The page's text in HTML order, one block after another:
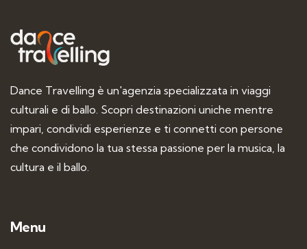
Dance Travelling è un'agenzia specializzata in viaggi
culturali e di ballo. Scopri destinazioni uniche mentre
impari, condividi esperienze e ti connetti con persone
che condividono la tua stessa passione per la musica, la
cultura e il ballo.
Menu